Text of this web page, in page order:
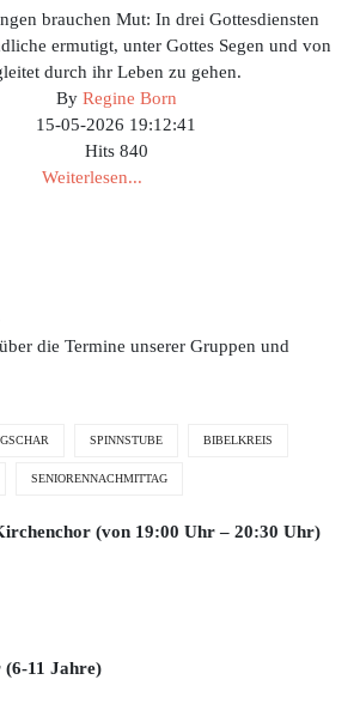
brauchen Mut: In drei Gottesdiensten
ermutigt, unter Gottes Segen und von
durch ihr Leben zu gehen.
By Regine Born
15-05-2026 19:12:41
Hits 840
Weiterlesen...
die Termine unserer Gruppen und
SPINNSTUBE BIBELKREIS
SENIORENNACHMITTAG
(von 19:00 Uhr – 20:30 Uhr)
(6-11 Jahre)